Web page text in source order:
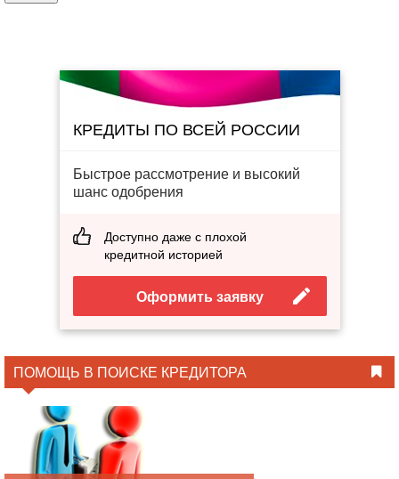
КРЕДИТЫ ПО ВСЕЙ РОССИИ
Быстрое рассмотрение и высокий
шанс одобрения
Доступно даже с плохой
кредитной историей
Оформить заявку
ПОМОЩЬ В ПОИСКЕ КРЕДИТОРА